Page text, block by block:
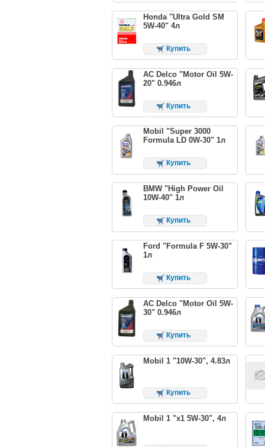
Honda "Ultra Gold SM
5W-40" 4л
Купить
AC Delco "Motor Oil 5W-
20" 0.946л
Купить
Mobil "Super 3000
Formula LD 0W-30" 1л
Купить
BMW "High Power Oil
10W-40" 1л
Купить
Ford "Formula F 5W-30"
1л
Купить
AC Delco "Motor Oil 5W-
30" 0.946л
Купить
Mobil 1 "10W-30", 4.83л
Купить
Mobil 1 "x1 5W-30", 4л